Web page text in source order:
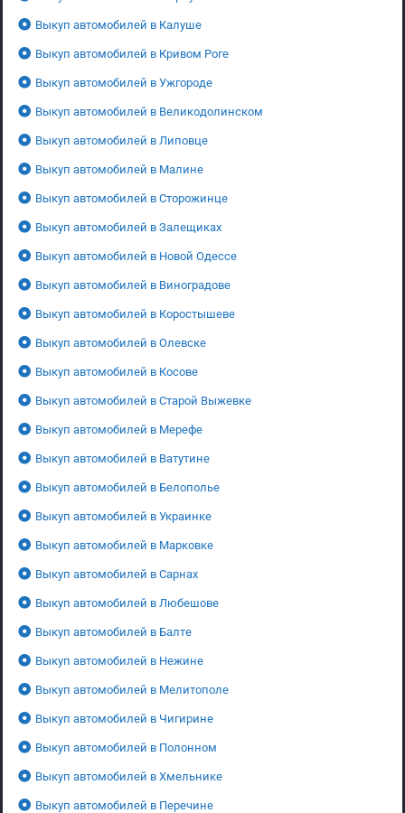
Выкуп автомобилей в Калуше
Выкуп автомобилей в Кривом Роге
Выкуп автомобилей в Ужгороде
Выкуп автомобилей в Великодолинском
Выкуп автомобилей в Липовце
Выкуп автомобилей в Малине
Выкуп автомобилей в Сторожинце
Выкуп автомобилей в Залещиках
Выкуп автомобилей в Новой Одессе
Выкуп автомобилей в Виноградове
Выкуп автомобилей в Коростышеве
Выкуп автомобилей в Олевске
Выкуп автомобилей в Косове
Выкуп автомобилей в Старой Выжевке
Выкуп автомобилей в Мерефе
Выкуп автомобилей в Ватутине
Выкуп автомобилей в Белополье
Выкуп автомобилей в Украинке
Выкуп автомобилей в Марковке
Выкуп автомобилей в Сарнах
Выкуп автомобилей в Любешове
Выкуп автомобилей в Балте
Выкуп автомобилей в Нежине
Выкуп автомобилей в Мелитополе
Выкуп автомобилей в Чигирине
Выкуп автомобилей в Полонном
Выкуп автомобилей в Хмельнике
Выкуп автомобилей в Перечине